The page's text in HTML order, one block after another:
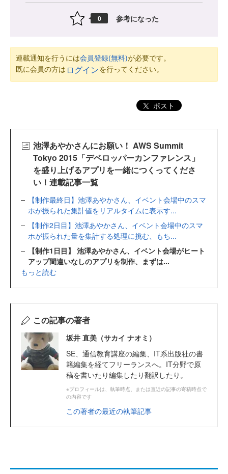
0 参考になった
連載通知を行うには会員登録(無料)が必要です。
既に会員の方は ログインを行ってください。
ポスト
池澤あやかさんにお願い！ AWS Summit
Tokyo 2015「デベロッパーカンファレンス」
を盛り上げるアプリを一緒につくってくださ
い！連載記事一覧
【制作最終日】池澤あやかさん、イベント会場中のスマ
ホが振られた集計値をリアルタイムに表示す...
【制作2日目】池澤あやかさん、イベント会場中のスマ
ホが振られた量を集計する処理に挑む、もち...
【制作1日目】 池澤あやかさん、イベント会場がヒート
アップ間違いなしのアプリを制作、まずは...
もっと読む
この記事の著者
坂井 直美（サカイ ナオミ）
SE、通信教育講座の編集、IT系出版社の書
籍編集を経てフリーランスへ。IT分野で原
稿を書いたり編集したり翻訳したり。
※プロフィールは、執筆時点、または直近の記事の寄稿時点で
の内容です
この著者の最近の執筆記事